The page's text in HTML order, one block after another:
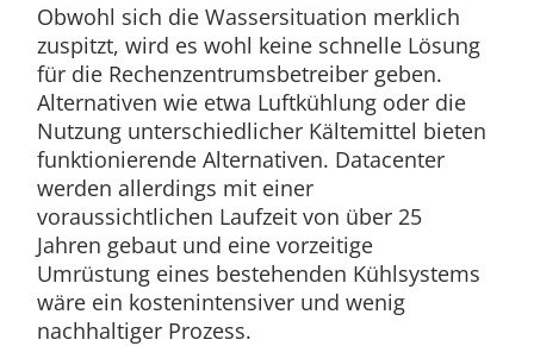
Obwohl sich die Wassersituation merklich
zuspitzt, wird es wohl keine schnelle Lösung
für die Rechenzentrumsbetreiber geben.
Alternativen wie etwa Luftkühlung oder die
Nutzung unterschiedlicher Kältemittel bieten
funktionierende Alternativen. Datacenter
werden allerdings mit einer
voraussichtlichen Laufzeit von über 25
Jahren gebaut und eine vorzeitige
Umrüstung eines bestehenden Kühlsystems
wäre ein kostenintensiver und wenig
nachhaltiger Prozess.